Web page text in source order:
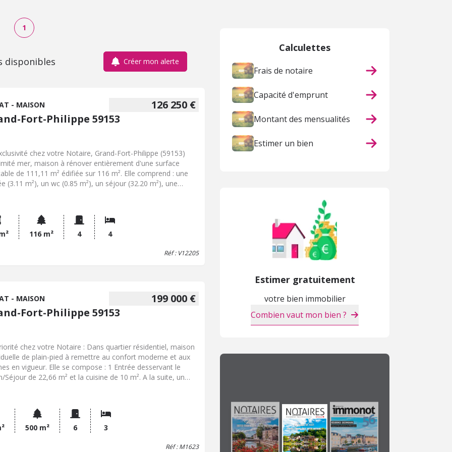
1
disponibles Créer mon alerte
126 250 €
- MAISON
Fort-Philippe 59153
chez votre Notaire, Grand-Fort-Philippe (59153)
mer, maison à rénover entièrement d'une surface
de 111,11 m² édifiée sur 116 m². Elle comprend : une
(3.11 m²), un wc (0.85 m²), un séjour (32.20 m²), une
( 6.50 m² / 6.50 M²°; Une chaufferie (4.70 m²) et une
17 m². N'hésitez pas à nous contacter pour une éventuelle
Les informations sur les risques auxquels le bien est
116 m² 4 4
Réf : V12205
199 000 €
- MAISON
Fort-Philippe 59153
chez votre Notaire : Dans quartier résidentiel, maison
de plain-pied à remettre au confort moderne et aux
en vigueur. Elle se compose : 1 Entrée desservant le
Séjour de 22,66 m² et la cuisine de 10 m². A la suite, un
espaces de rangements, 1 garage et 1 chaufferie. 1 Beau
clôturé termine ses prestations.
500 m² 6 3
Réf : M1623
Calculettes
Frais de notaire
Capacité d'emprunt
Montant des mensualités
Estimer un bien
Estimer gratuitement
votre bien immobilier
Combien vaut mon bien ?